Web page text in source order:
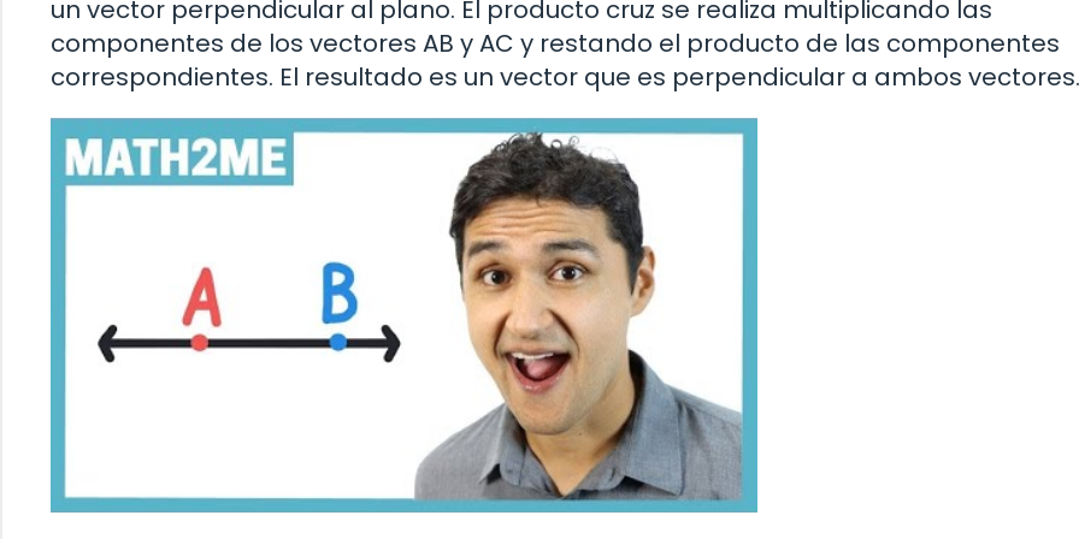
un vector perpendicular al plano. El producto cruz se realiza multiplicando las
componentes de los vectores AB y AC y restando el producto de las componentes
correspondientes. El resultado es un vector que es perpendicular a ambos vectores.